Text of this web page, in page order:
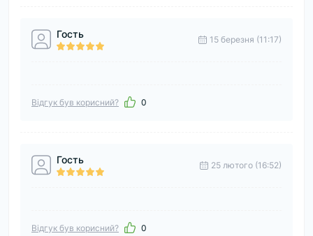
Гость 15 березня (11:17)
Відгук був корисний? 0
Гость 25 лютого (16:52)
Відгук був корисний? 0